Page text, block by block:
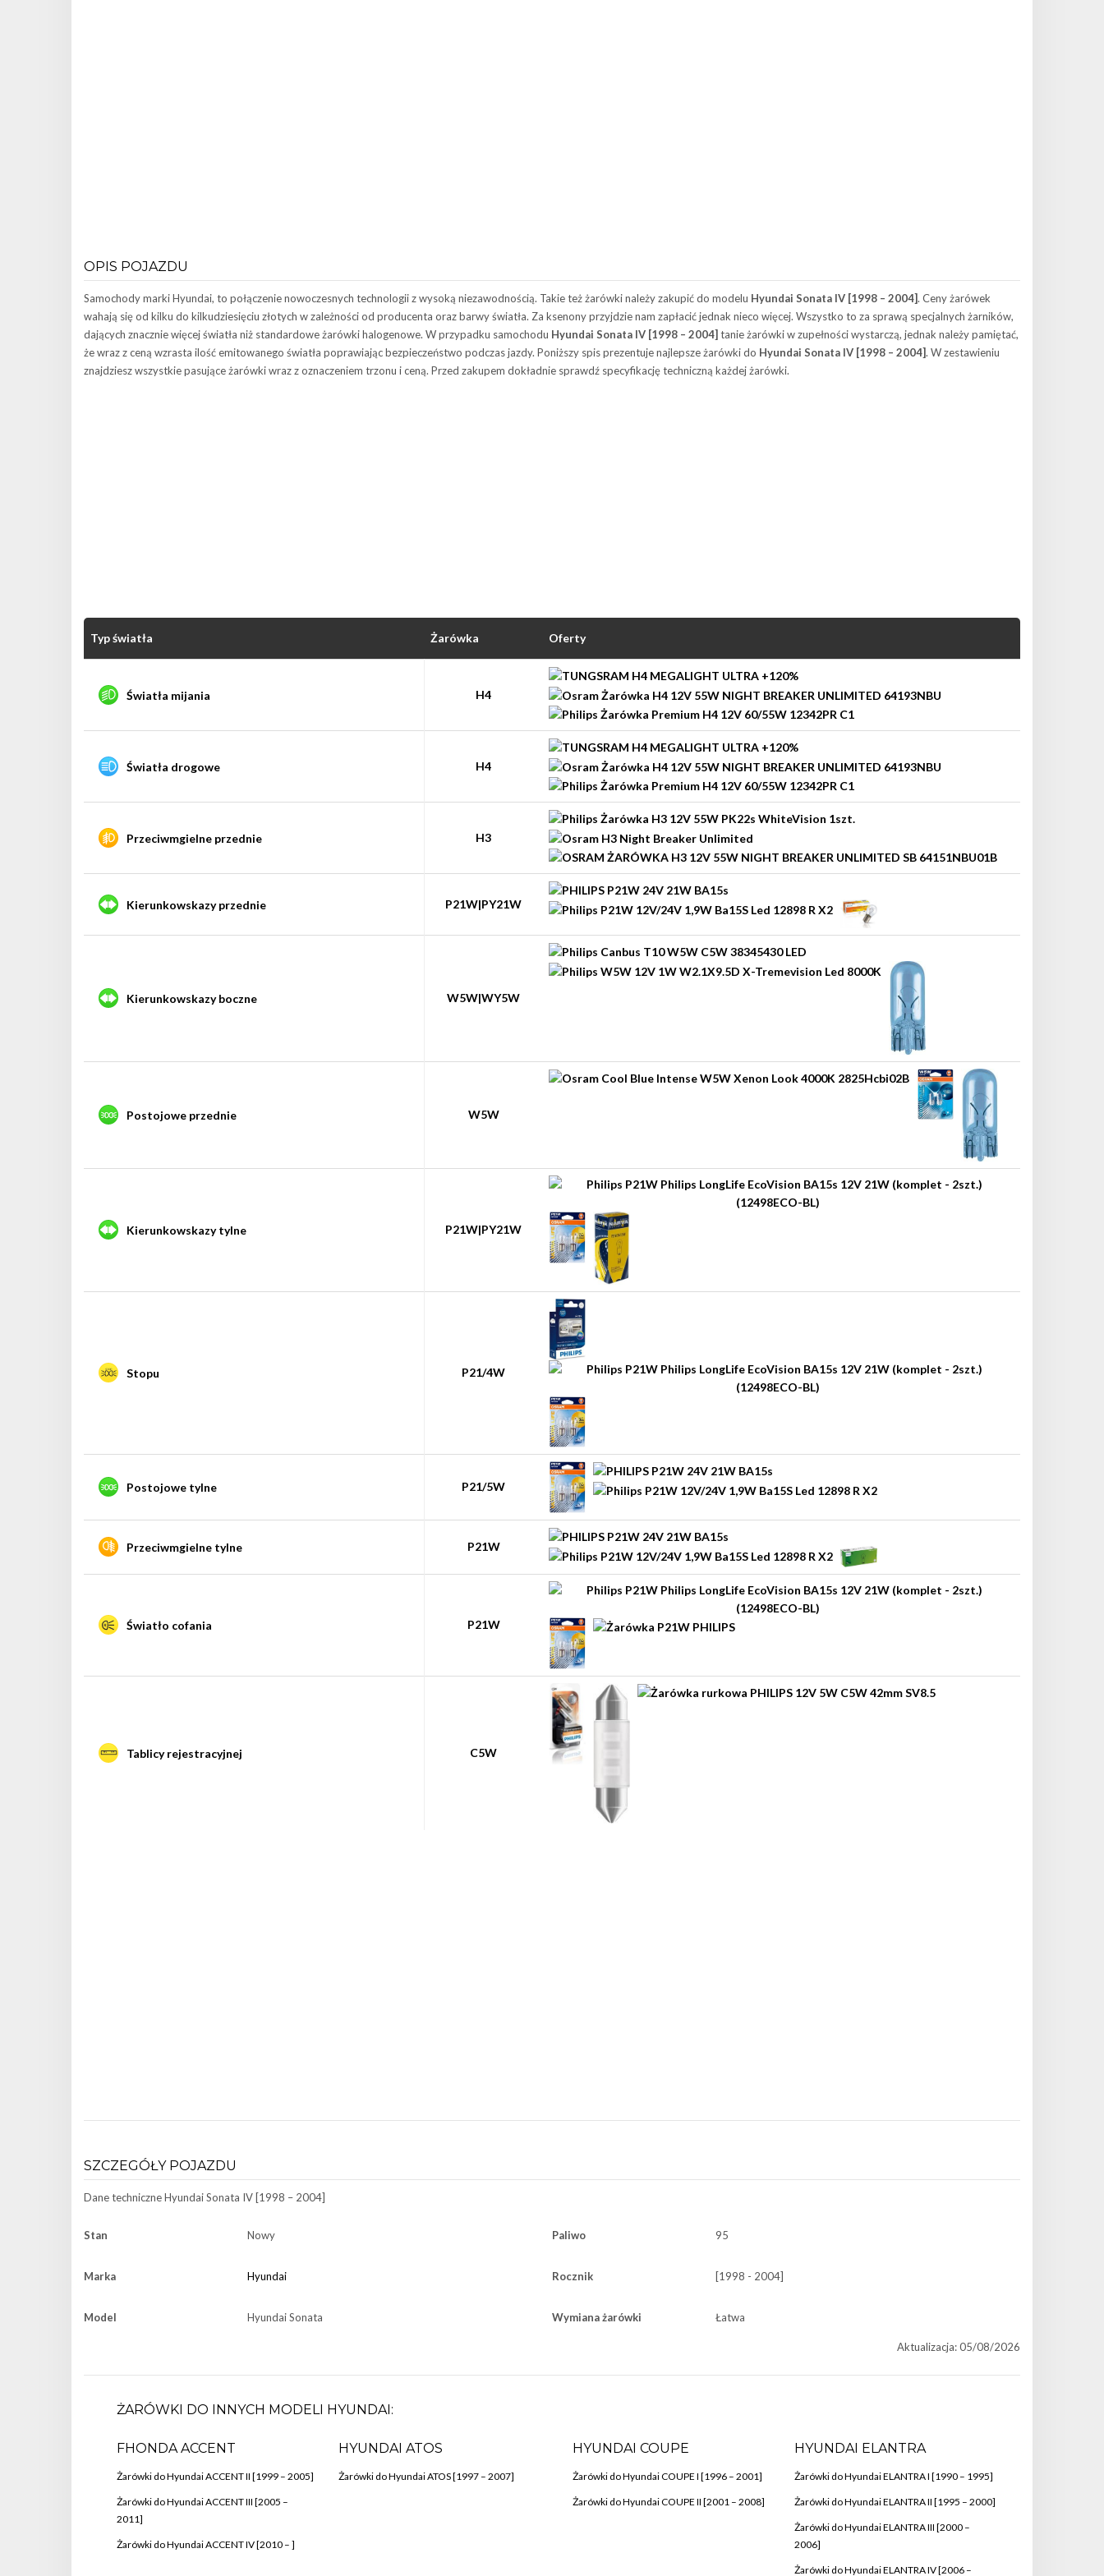
OPIS POJAZDU
Samochody marki Hyundai, to połączenie nowoczesnych technologii z wysoką niezawodnością. Takie też żarówki należy zakupić do modelu Hyundai Sonata IV [1998 – 2004]. Ceny żarówek
wahają się od kilku do kilkudziesięciu złotych w zależności od producenta oraz barwy światła. Za ksenony przyjdzie nam zapłacić jednak nieco więcej. Wszystko to za sprawą specjalnych żarników,
dających znacznie więcej światła niż standardowe żarówki halogenowe. W przypadku samochodu Hyundai Sonata IV [1998 – 2004] tanie żarówki w zupełności wystarczą, jednak należy pamiętać,
że wraz z ceną wzrasta ilość emitowanego światła poprawiając bezpieczeństwo podczas jazdy. Poniższy spis prezentuje najlepsze żarówki do Hyundai Sonata IV [1998 – 2004]. W zestawieniu
znajdziesz wszystkie pasujące żarówki wraz z oznaczeniem trzonu i ceną. Przed zakupem dokładnie sprawdź specyfikację techniczną każdej żarówki.
Typ światła Żarówka Oferty
Światła mijania H4
Światła drogowe H4
Przeciwmgielne przednie H3
Kierunkowskazy przednie P21W|PY21W
Kierunkowskazy boczne W5W|WY5W
Postojowe przednie W5W
Kierunkowskazy tylne P21W|PY21W
Stopu P21/4W
Postojowe tylne P21/5W
Przeciwmgielne tylne P21W
Światło cofania P21W
Tablicy rejestracyjnej C5W
SZCZEGÓŁY POJAZDU
Dane techniczneHyundai Sonata IV [1998 – 2004]
Stan Nowy
Marka Hyundai
Model Hyundai Sonata
Paliwo 95
Rocznik [1998 - 2004]
Wymiana żarówki Łatwa
Aktualizacja: 05/08/2026
ŻARÓWKI DO INNYCH MODELI HYUNDAI:
FHONDA ACCENT
Żarówki do Hyundai ACCENT II [1999 – 2005]
Żarówki do Hyundai ACCENT III [2005 –
2011]
Żarówki do Hyundai ACCENT IV [2010 – ]
HYUNDAI ATOS
Żarówki do Hyundai ATOS [1997 – 2007]
HYUNDAI COUPE
Żarówki do Hyundai COUPE I [1996 – 2001]
Żarówki do Hyundai COUPE II [2001 – 2008]
HYUNDAI ELANTRA
Żarówki do Hyundai ELANTRA I [1990 – 1995]
Żarówki do Hyundai ELANTRA II [1995 – 2000]
Żarówki do Hyundai ELANTRA III [2000 –
2006]
Żarówki do Hyundai ELANTRA IV [2006 –